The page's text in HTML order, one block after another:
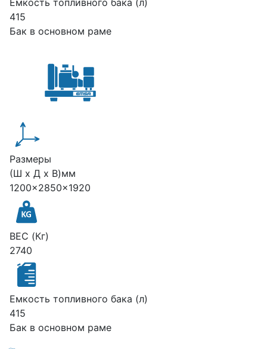
415
Бак в основном раме
Размеры
(Ш х Д х В)мм
1200x2850x1920
ВЕС (Кг)
2740
Емкость топливного бака (л)
415
Бак в основном раме